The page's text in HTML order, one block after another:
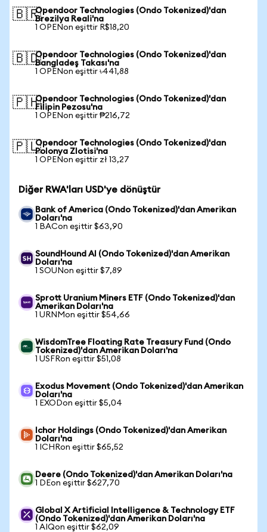
🇧🇷Opendoor Technologies (Ondo Tokenized)'dan
Brezilya Reali'na
1 OPENon eşittir R$18,20
🇧🇩Opendoor Technologies (Ondo Tokenized)'dan
Bangladeş Takası'na
1 OPENon eşittir ৳441,88
🇵🇭Opendoor Technologies (Ondo Tokenized)'dan
Filipin Pezosu'na
1 OPENon eşittir ₱216,72
🇵🇱Opendoor Technologies (Ondo Tokenized)'dan
Polonya Zlotisi'na
1 OPENon eşittir zł 13,27
Diğer RWA'ları USD'ye dönüştür
Bank of America (Ondo Tokenized)'dan Amerikan
Doları'na
1 BACon eşittir $63,90
SoundHound AI (Ondo Tokenized)'dan Amerikan
Doları'na
1 SOUNon eşittir $7,89
Sprott Uranium Miners ETF (Ondo Tokenized)'dan
Amerikan Doları'na
1 URNMon eşittir $54,66
WisdomTree Floating Rate Treasury Fund (Ondo
Tokenized)'dan Amerikan Doları'na
1 USFRon eşittir $51,08
Exodus Movement (Ondo Tokenized)'dan Amerikan
Doları'na
1 EXODon eşittir $5,04
Ichor Holdings (Ondo Tokenized)'dan Amerikan
Doları'na
1 ICHRon eşittir $65,52
Deere (Ondo Tokenized)'dan Amerikan Doları'na
1 DEon eşittir $627,70
Global X Artificial Intelligence & Technology ETF
(Ondo Tokenized)'dan Amerikan Doları'na
1 AIQon eşittir $62,09